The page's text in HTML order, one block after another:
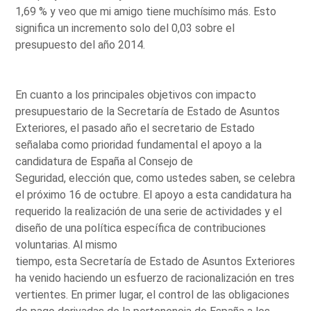
1,69 % y veo que mi amigo tiene muchísimo más. Esto
significa un incremento solo del 0,03 sobre el
presupuesto del año 2014.
En cuanto a los principales objetivos con impacto
presupuestario de la Secretaría de Estado de Asuntos
Exteriores, el pasado año el secretario de Estado
señalaba como prioridad fundamental el apoyo a la
candidatura de España al Consejo de
Seguridad, elección que, como ustedes saben, se celebra
el próximo 16 de octubre. El apoyo a esta candidatura ha
requerido la realización de una serie de actividades y el
diseño de una política específica de contribuciones
voluntarias. Al mismo
tiempo, esta Secretaría de Estado de Asuntos Exteriores
ha venido haciendo un esfuerzo de racionalización en tres
vertientes. En primer lugar, el control de las obligaciones